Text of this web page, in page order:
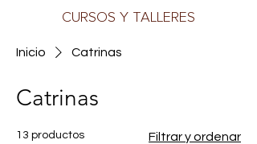
CURSOS Y TALLERES
Inicio Catrinas
Catrinas
13 productos Filtrar y ordenar